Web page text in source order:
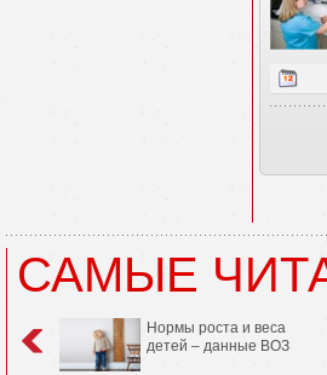
САМЫЕ
Нормы роста и веса
детей – данные ВОЗ